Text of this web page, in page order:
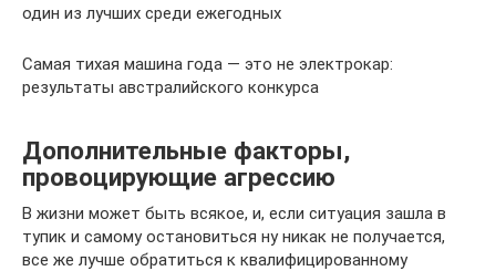
один из лучших среди ежегодных
Самая тихая машина года — это не электрокар:
результаты австралийского конкурса
Дополнительные факторы,
провоцирующие агрессию
В жизни может быть всякое, и, если ситуация зашла в
тупик и самому остановиться ну никак не получается,
все же лучше обратиться к квалифицированному